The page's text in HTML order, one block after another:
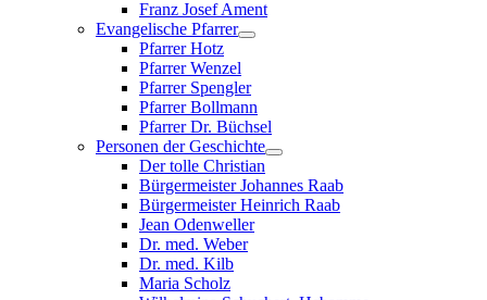
Franz Josef Ament
Evangelische Pfarrer
Pfarrer Hotz
Pfarrer Wenzel
Pfarrer Spengler
Pfarrer Bollmann
Pfarrer Dr. Büchsel
Personen der Geschichte
Der tolle Christian
Bürgermeister Johannes Raab
Bürgermeister Heinrich Raab
Jean Odenweller
Dr. med. Weber
Dr. med. Kilb
Maria Scholz